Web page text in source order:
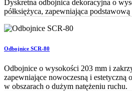
Dyskretna odbojnica dekoracyjna o
półksiężyca, zapewniająca
Odbojnice SCR-80
Odbojnice o wysokości 203 mm i
zapewniające nowoczesną i estetyczną
w obszarach o dużym natężeniu ruchu.